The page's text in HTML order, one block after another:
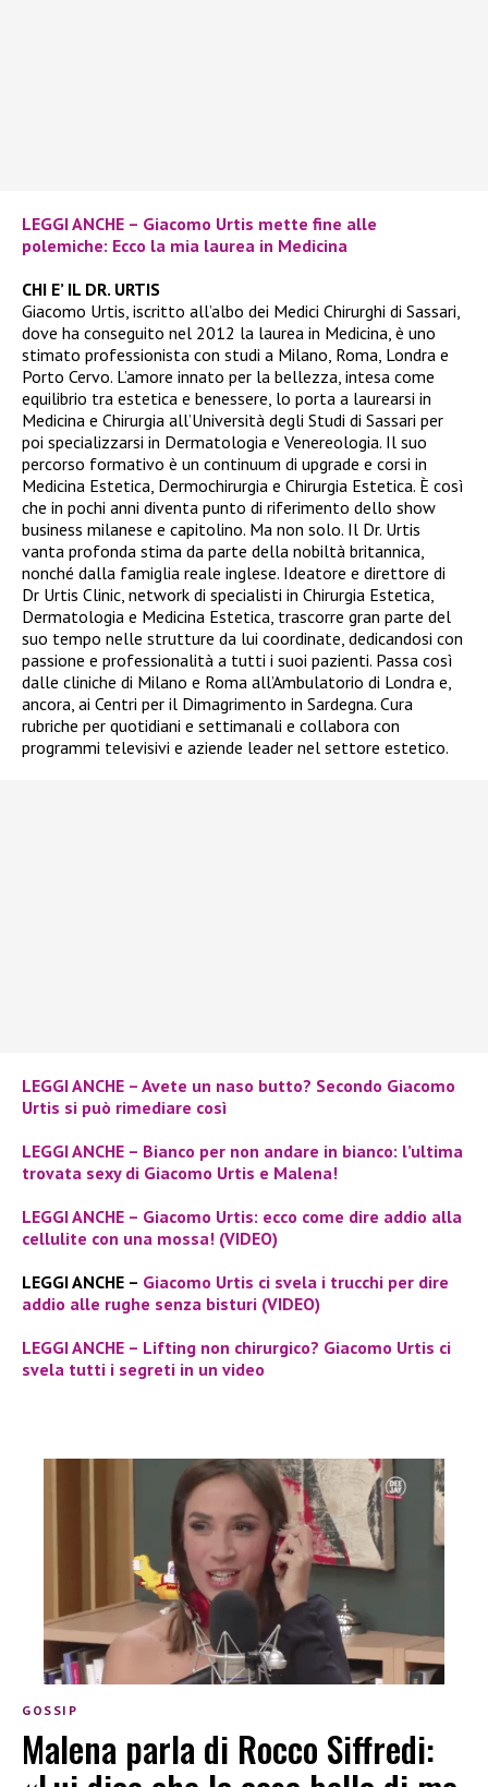
LEGGI ANCHE – Giacomo Urtis mette fine alle
polemiche: Ecco la mia laurea in Medicina
CHI E’ IL DR. URTIS
Giacomo Urtis, iscritto all’albo dei Medici Chirurghi di Sassari,
dove ha conseguito nel 2012 la laurea in Medicina, è uno
stimato professionista con studi a Milano, Roma, Londra e
Porto Cervo. L’amore innato per la bellezza, intesa come
equilibrio tra estetica e benessere, lo porta a laurearsi in
Medicina e Chirurgia all’Università degli Studi di Sassari per
poi specializzarsi in Dermatologia e Venereologia. Il suo
percorso formativo è un continuum di upgrade e corsi in
Medicina Estetica, Dermochirurgia e Chirurgia Estetica. È così
che in pochi anni diventa punto di riferimento dello show
business milanese e capitolino. Ma non solo. Il Dr. Urtis
vanta profonda stima da parte della nobiltà britannica,
nonché dalla famiglia reale inglese. Ideatore e direttore di
Dr Urtis Clinic, network di specialisti in Chirurgia Estetica,
Dermatologia e Medicina Estetica, trascorre gran parte del
suo tempo nelle strutture da lui coordinate, dedicandosi con
passione e professionalità a tutti i suoi pazienti. Passa così
dalle cliniche di Milano e Roma all’Ambulatorio di Londra e,
ancora, ai Centri per il Dimagrimento in Sardegna. Cura
rubriche per quotidiani e settimanali e collabora con
programmi televisivi e aziende leader nel settore estetico.
LEGGI ANCHE – Avete un naso butto? Secondo Giacomo
Urtis si può rimediare così
LEGGI ANCHE – Bianco per non andare in bianco: l’ultima
trovata sexy di Giacomo Urtis e Malena!
LEGGI ANCHE – Giacomo Urtis: ecco come dire addio alla
cellulite con una mossa! (VIDEO)
LEGGI ANCHE – Giacomo Urtis ci svela i trucchi per dire
addio alle rughe senza bisturi (VIDEO)
LEGGI ANCHE – Lifting non chirurgico? Giacomo Urtis ci
svela tutti i segreti in un video
GOSSIP
Malena parla di Rocco Siffredi: